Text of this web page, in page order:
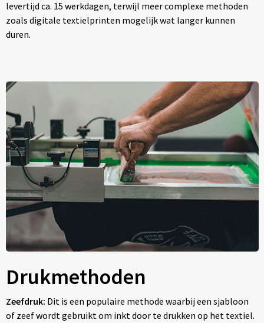
levertijd ca. 15 werkdagen, terwijl meer complexe methoden
zoals digitale textielprinten mogelijk wat langer kunnen
duren.
Drukmethoden
Zeefdruk: Dit is een populaire methode waarbij een sjabloon
of zeef wordt gebruikt om inkt door te drukken op het textiel.